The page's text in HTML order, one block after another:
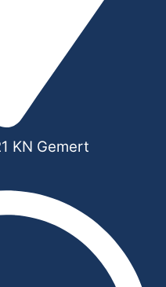
KN Gemert